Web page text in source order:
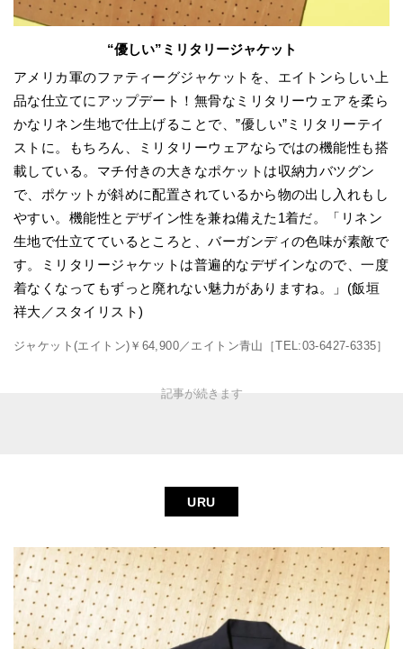
“優しい”ミリタリージャケット
アメリカ軍のファティーグジャケットを、エイトンらしい上
品な仕立てにアップデート！無骨なミリタリーウェアを柔ら
かなリネン生地で仕上げることで、”優しい”ミリタリーテイ
ストに。もちろん、ミリタリーウェアならではの機能性も搭
載している。マチ付きの大きなポケットは収納力バツグン
で、ポケットが斜めに配置されているから物の出し入れもし
やすい。機能性とデザイン性を兼ね備えた1着だ。「リネン
生地で仕立てているところと、バーガンディの色味が素敵で
す。ミリタリージャケットは普遍的なデザインなので、一度
着なくなってもずっと廃れない魅力がありますね。」(飯垣
祥大／スタイリスト)
ジャケット(エイトン)￥64,900／エイトン青山［TEL:03-6427-6335］
URU